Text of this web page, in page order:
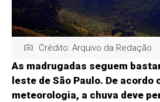
Crédito: Arquivo da Redação
As madrugadas seguem
leste de São Paulo. De acordo
meteorologia, a chuva deve